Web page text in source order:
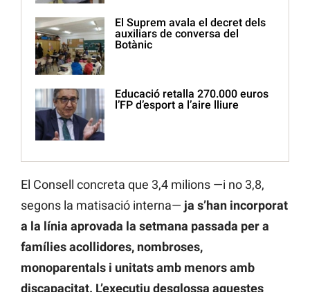
El Suprem avala el decret dels
auxiliars de conversa del
Botànic
Educació retalla 270.000 euros
l’FP d’esport a l’aire lliure
El Consell concreta que 3,4 milions —i no 3,8,
segons la matisació interna— ja s’han incorporat
a la línia aprovada la setmana passada per a
famílies acollidores, nombroses,
monoparentals i unitats amb menors amb
discapacitat. L’executiu desglossa aquestes